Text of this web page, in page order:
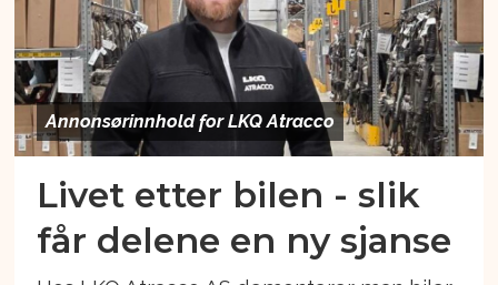
Annonsørinnhold for LKQ Atracco
Livet etter bilen - slik
får delene en ny sjanse